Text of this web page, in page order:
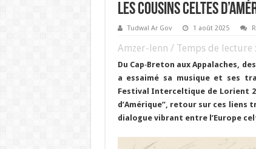
Les cousins celtes
Tudwal Ar Gov 1 août 2025
Amzer-lenn / Temps de lecture :
Du Cap‑Breton aux Appalaches,
a essaimé sa musique et ses
Festival Interceltique de Lorient
d’Amérique”, retour sur ces
dialogue vibrant entre l’Europe